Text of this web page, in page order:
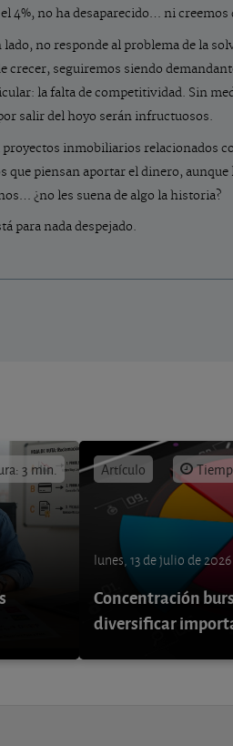
4%, no ha desaparecido… ni
no responde al problema de la
seguiremos siendo
la falta de competitividad. Sin
salir del hoyo serán infructuosos.
inmobiliarios relacionados
piensan aportar el dinero,
¿no les suena de algo la historia?
para nada despejado.
3 min. Artículo
lunes, 13 de julio de 2026
Concentración
diversificar